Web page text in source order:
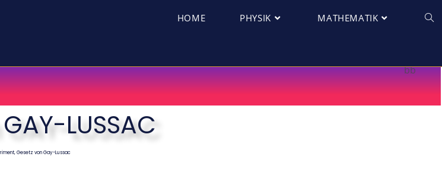
HOME PHYSIK MATHEMATIK
LUSSAC
Gesetz von Gay-Lussac